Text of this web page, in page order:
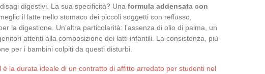
digestivi. La sua specificità? Una formula addensata con
il latte nello stomaco dei piccoli soggetti con reflusso,
la digestione. Un’altra particolarità: l’assenza di olio di palma, un
attenti alla composizione dei latti infantili. La consistenza, più
per i bambini colpiti da questi disturbi.
è la durata ideale di un contratto di affitto arredato per studenti nel